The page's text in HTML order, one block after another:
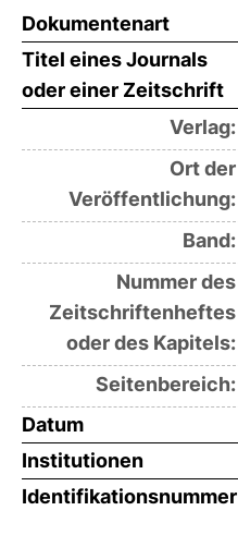
Dokumentenart
Titel eines Journals
oder einer Zeitschrift
Verlag:
Ort der
Veröffentlichung:
Band:
Nummer des
Zeitschriftenheftes
oder des Kapitels:
Seitenbereich:
Datum
Institutionen
Identifikationsnummer